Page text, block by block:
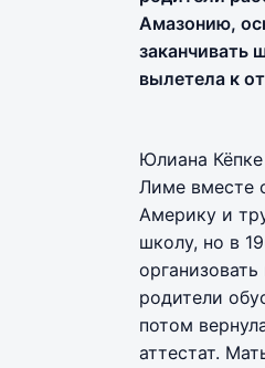
Амазонию,
заканчивать
вылетела к
Юлиана
Лиме вместе
Америку и
школу, но в
родители
потом
аттестат.